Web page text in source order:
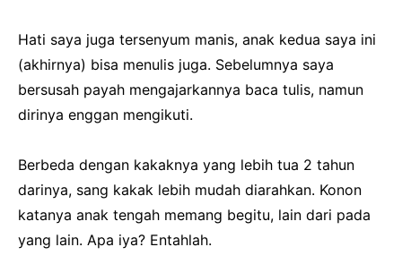
Hati saya juga tersenyum manis, anak kedua saya ini
(akhirnya) bisa menulis juga. Sebelumnya saya
bersusah payah mengajarkannya baca tulis, namun
dirinya enggan mengikuti.
Berbeda dengan kakaknya yang lebih tua 2 tahun
darinya, sang kakak lebih mudah diarahkan. Konon
katanya anak tengah memang begitu, lain dari pada
yang lain. Apa iya? Entahlah.